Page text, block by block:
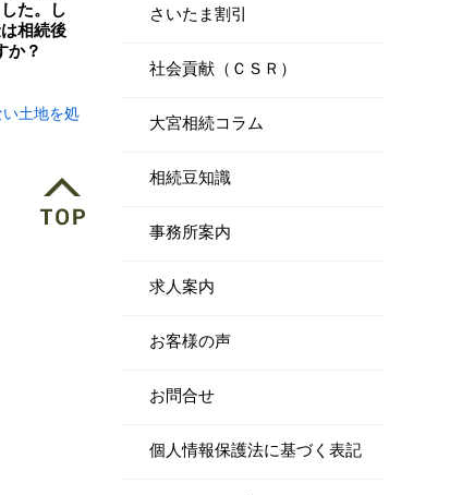
た。し
相続後
か？
土地を処
さいたま割引
社会貢献（ＣＳＲ）
大宮相続コラム
相続豆知識
事務所案内
求人案内
お客様の声
お問合せ
個人情報保護法に基づく表記